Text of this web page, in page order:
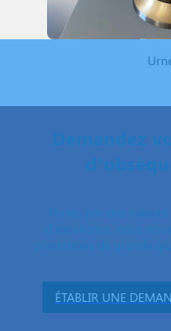
ÉTABLIR UNE